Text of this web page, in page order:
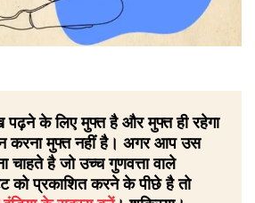
के लिए मुफ्त है और मुफ्त ही रहेगा
करना मुफ्त नहीं है। अगर आप उस
चाहते है जो उच्च गुणवत्ता वाले
को प्रकाशित करने के पीछे है तो